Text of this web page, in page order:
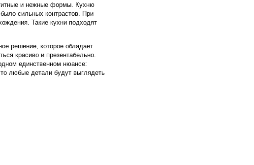
и нежные формы. Кухню
сильных контрастов. При
Такие кухни подходят
решение, которое обладает
красиво и презентабельно.
единственном нюансе:
любые детали будут выглядеть